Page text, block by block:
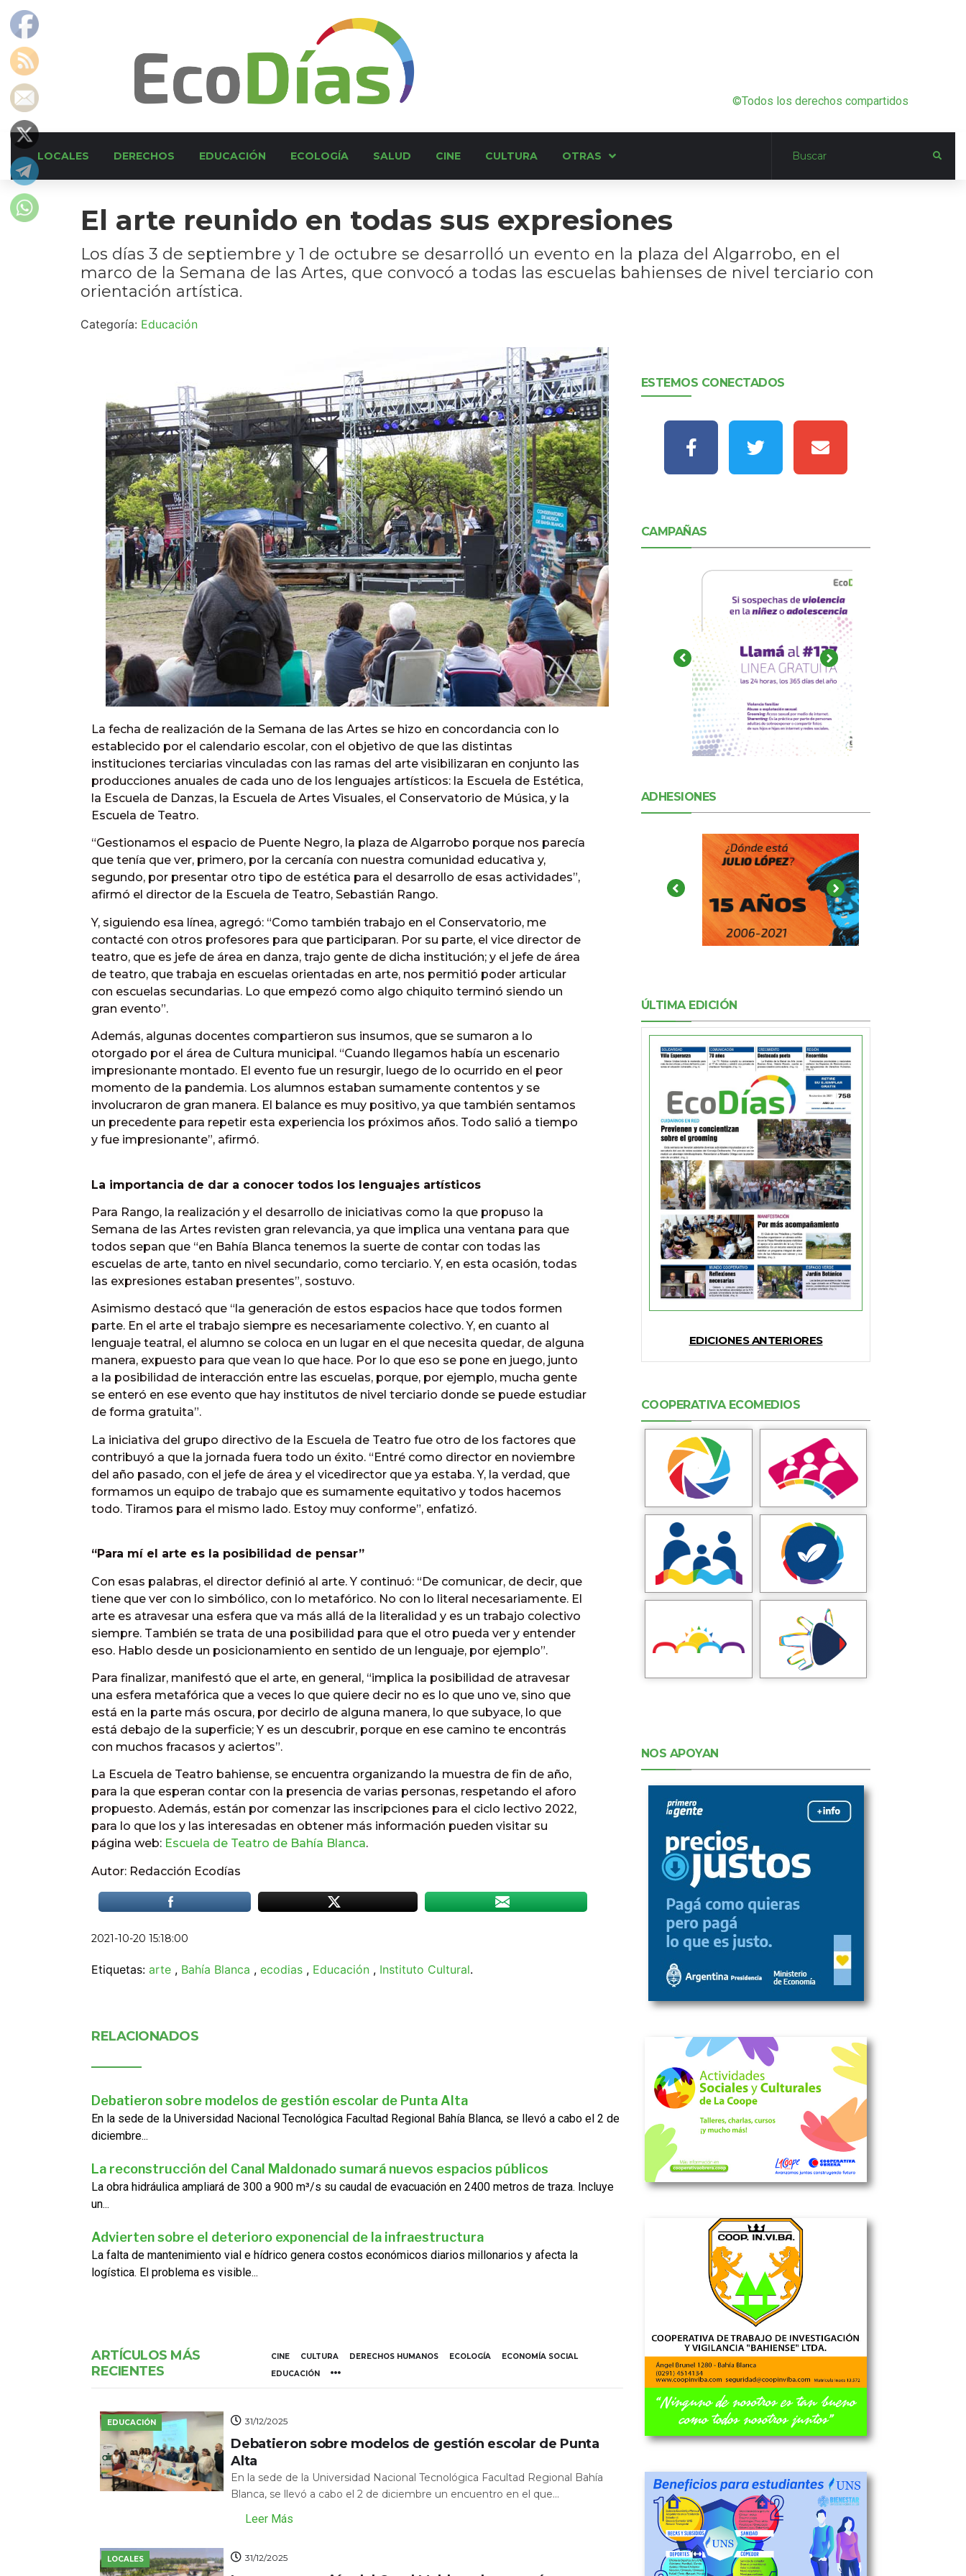
©Todos los derechos compartidos
LOCALES DERECHOS EDUCACIÓN ECOLOGÍA SALUD CINE CULTURA OTRAS
El arte reunido en todas sus expresiones
Los días 3 de septiembre y 1 de octubre se desarrolló un evento en la plaza del Algarrobo, en el
marco de la Semana de las Artes, que convocó a todas las escuelas bahienses de nivel terciario con
orientación artística.
Categoría: Educación
La fecha de realización de la Semana de las Artes se hizo en concordancia con lo
establecido por el calendario escolar, con el objetivo de que las distintas
instituciones terciarias vinculadas con las ramas del arte visibilizaran en conjunto las
producciones anuales de cada uno de los lenguajes artísticos: la Escuela de Estética,
la Escuela de Danzas, la Escuela de Artes Visuales, el Conservatorio de Música, y la
Escuela de Teatro.
“Gestionamos el espacio de Puente Negro, la plaza de Algarrobo porque nos parecía
que tenía que ver, primero, por la cercanía con nuestra comunidad educativa y,
segundo, por presentar otro tipo de estética para el desarrollo de esas actividades”,
afirmó el director de la Escuela de Teatro, Sebastián Rango.
Y, siguiendo esa línea, agregó: “Como también trabajo en el Conservatorio, me
contacté con otros profesores para que participaran. Por su parte, el vice director de
teatro, que es jefe de área en danza, trajo gente de dicha institución; y el jefe de área
de teatro, que trabaja en escuelas orientadas en arte, nos permitió poder articular
con escuelas secundarias. Lo que empezó como algo chiquito terminó siendo un
gran evento”.
Además, algunas docentes compartieron sus insumos, que se sumaron a lo
otorgado por el área de Cultura municipal. “Cuando llegamos había un escenario
impresionante montado. El evento fue un resurgir, luego de lo ocurrido en el peor
momento de la pandemia. Los alumnos estaban sumamente contentos y se
involucraron de gran manera. El balance es muy positivo, ya que también sentamos
un precedente para repetir esta experiencia los próximos años. Todo salió a tiempo
y fue impresionante”, afirmó.
La importancia de dar a conocer todos los lenguajes artísticos
Para Rango, la realización y el desarrollo de iniciativas como la que propuso la
Semana de las Artes revisten gran relevancia, ya que implica una ventana para que
todos sepan que “en Bahía Blanca tenemos la suerte de contar con todas las
escuelas de arte, tanto en nivel secundario, como terciario. Y, en esta ocasión, todas
las expresiones estaban presentes”, sostuvo.
Asimismo destacó que “la generación de estos espacios hace que todos formen
parte. En el arte el trabajo siempre es necesariamente colectivo. Y, en cuanto al
lenguaje teatral, el alumno se coloca en un lugar en el que necesita quedar, de alguna
manera, expuesto para que vean lo que hace. Por lo que eso se pone en juego, junto
a la posibilidad de interacción entre las escuelas, porque, por ejemplo, mucha gente
se enteró en ese evento que hay institutos de nivel terciario donde se puede estudiar
de forma gratuita”.
La iniciativa del grupo directivo de la Escuela de Teatro fue otro de los factores que
contribuyó a que la jornada fuera todo un éxito. “Entré como director en noviembre
del año pasado, con el jefe de área y el vicedirector que ya estaba. Y, la verdad, que
formamos un equipo de trabajo que es sumamente equitativo y todos hacemos
todo. Tiramos para el mismo lado. Estoy muy conforme”, enfatizó.
“Para mí el arte es la posibilidad de pensar”
Con esas palabras, el director definió al arte. Y continuó: “De comunicar, de decir, que
tiene que ver con lo simbólico, con lo metafórico. No con lo literal necesariamente. El
arte es atravesar una esfera que va más allá de la literalidad y es un trabajo colectivo
siempre. También se trata de una posibilidad para que el otro pueda ver y entender
eso. Hablo desde un posicionamiento en sentido de un lenguaje, por ejemplo”.
Para finalizar, manifestó que el arte, en general, “implica la posibilidad de atravesar
una esfera metafórica que a veces lo que quiere decir no es lo que uno ve, sino que
está en la parte más oscura, por decirlo de alguna manera, lo que subyace, lo que
está debajo de la superficie; Y es un descubrir, porque en ese camino te encontrás
con muchos fracasos y aciertos”.
La Escuela de Teatro bahiense, se encuentra organizando la muestra de fin de año,
para la que esperan contar con la presencia de varias personas, respetando el aforo
propuesto. Además, están por comenzar las inscripciones para el ciclo lectivo 2022,
para lo que los y las interesadas en obtener más información pueden visitar su
página web: Escuela de Teatro de Bahía Blanca.
Autor: Redacción Ecodías
2021-10-20 15:18:00
Etiquetas: arte , Bahía Blanca , ecodias , Educación , Instituto Cultural.
RELACIONADOS
Debatieron sobre modelos de gestión escolar de Punta Alta
En la sede de la Universidad Nacional Tecnológica Facultad Regional Bahía Blanca, se llevó a cabo el 2 de
diciembre...
La reconstrucción del Canal Maldonado sumará nuevos espacios públicos
La obra hidráulica ampliará de 300 a 900 m³/s su caudal de evacuación en 2400 metros de traza. Incluye
un...
Advierten sobre el deterioro exponencial de la infraestructura
La falta de mantenimiento vial e hídrico genera costos económicos diarios millonarios y afecta la
logística. El problema es visible...
ARTÍCULOS MÁS
RECIENTES
CINE CULTURA DERECHOS HUMANOS ECOLOGÍA
ECONOMÍA SOCIAL
EDUCACIÓN
EDUCACIÓN 31/12/2025
Debatieron sobre modelos de gestión escolar de Punta
Alta
En la sede de la Universidad Nacional Tecnológica Facultad Regional Bahía
Blanca, se llevó a cabo el 2 de diciembre un encuentro en el que...
Leer Más
LOCALES 31/12/2025
ESTEMOS CONECTADOS
CAMPAÑAS
ADHESIONES
ÚLTIMA EDICIÓN
EDICIONES ANTERIORES
COOPERATIVA ECOMEDIOS
NOS APOYAN